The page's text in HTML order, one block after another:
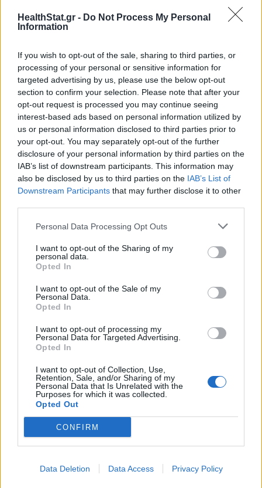
HealthStat.gr - Do Not Process My Personal
Information
If you wish to opt-out of the sale, sharing to third parties, or
processing of your personal or sensitive information for
targeted advertising by us, please use the below opt-out
section to confirm your selection. Please note that after your
opt-out request is processed you may continue seeing
interest-based ads based on personal information utilized by
us or personal information disclosed to third parties prior to
your opt-out. You may separately opt-out of the further
disclosure of your personal information by third parties on the
IAB’s list of downstream participants. This information may
also be disclosed by us to third parties on the IAB’s List of
Downstream Participants that may further disclose it to other
Personal Data Processing Opt Outs
I want to opt-out of the Sharing of my
personal data.
Opted In
I want to opt-out of the Sale of my
Personal Data.
Opted In
I want to opt-out of processing my
Personal Data for Targeted Advertising.
Opted In
I want to opt-out of Collection, Use,
Retention, Sale, and/or Sharing of my
Personal Data that Is Unrelated with the
Purposes for which it was collected.
Opted Out
CONFIRM
Data Deletion Data Access Privacy Policy
Γιατρός αποκαλύπτει πώς επιλέγει μπανάνες
– Οι ώριμες, πολύ ώριμες ή οι άγουρες είναι οι
ΕΥ ΖΗΝ 20/02/2025 - 11:53
Το καλύτερο σνακ για να φάτε αργά το βράδυ